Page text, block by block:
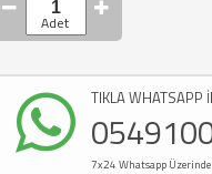
TIKLA WHATSAPP
7x24 Whatsapp